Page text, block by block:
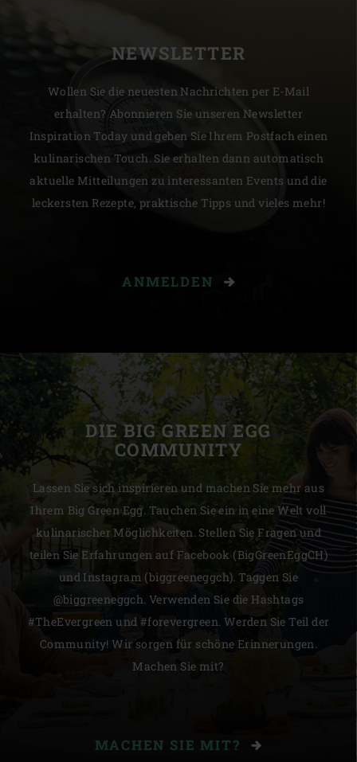
NEWSLETTER
Wollen Sie die neuesten Nachrichten per E-Mail
erhalten? Abonnieren Sie unseren Newsletter
Inspiration Today und geben Sie Ihrem Postfach einen
kulinarischen Touch. Sie erhalten dann automatisch
aktuelle Mitteilungen zu interessanten Events und die
leckersten Rezepte, praktische Tipps und vieles mehr!
ANMELDEN
DIE BIG GREEN EGG
COMMUNITY
Lassen Sie sich inspirieren und machen Sie mehr aus
Ihrem Big Green Egg. Tauchen Sie ein in eine Welt voll
kulinarischer Möglichkeiten. Stellen Sie Fragen und
teilen Sie Erfahrungen auf Facebook (BigGreenEggCH)
und Instagram (biggreeneggch). Taggen Sie
@biggreeneggch. Verwenden Sie die Hashtags
#TheEvergreen und #forevergreen. Werden Sie Teil der
Community! Wir sorgen für schöne Erinnerungen.
Machen Sie mit?
MACHEN SIE MIT?